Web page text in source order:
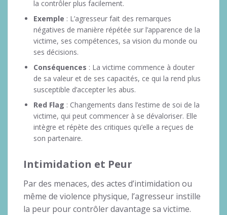
la contrôler plus facilement.
Exemple : L’agresseur fait des remarques
négatives de manière répétée sur l’apparence de la
victime, ses compétences, sa vision du monde ou
ses décisions.
Conséquences : La victime commence à douter
de sa valeur et de ses capacités, ce qui la rend plus
susceptible d’accepter les abus.
Red Flag : Changements dans l’estime de soi de la
victime, qui peut commencer à se dévaloriser. Elle
intègre et répète des critiques qu’elle a reçues de
son partenaire.
Intimidation et Peur
Par des menaces, des actes d’intimidation ou
même de violence physique, l’agresseur instille
la peur pour contrôler davantage sa victime.